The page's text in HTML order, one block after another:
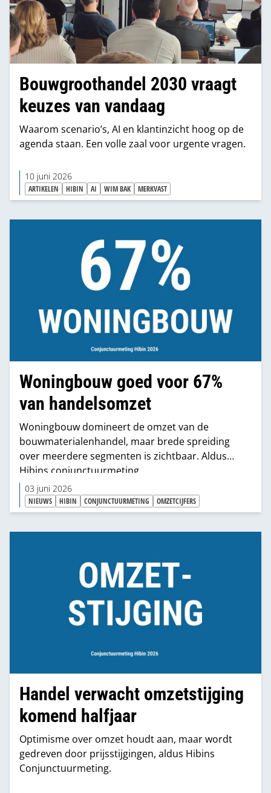
Bouwgroothandel 2030 vraagt
keuzes van vandaag
Waarom scenario’s, AI en klantinzicht hoog op de
agenda staan. Een volle zaal voor urgente vragen.
10 juni 2026
ARTIKELEN HIBIN AI WIM BAK MERKVAST
Woningbouw goed voor 67%
van handelsomzet
Woningbouw domineert de omzet van de
bouwmaterialenhandel, maar brede spreiding
over meerdere segmenten is zichtbaar. Aldus
Hibins conjunctuurmeting.
03 juni 2026
NIEUWS HIBIN CONJUNCTUURMETING OMZETCIJFERS
Handel verwacht omzetstijging
komend halfjaar
Optimisme over omzet houdt aan, maar wordt
gedreven door prijsstijgingen, aldus Hibins
Conjunctuurmeting.